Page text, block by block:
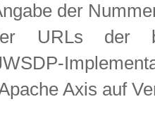
der
URLs der
Axis auf